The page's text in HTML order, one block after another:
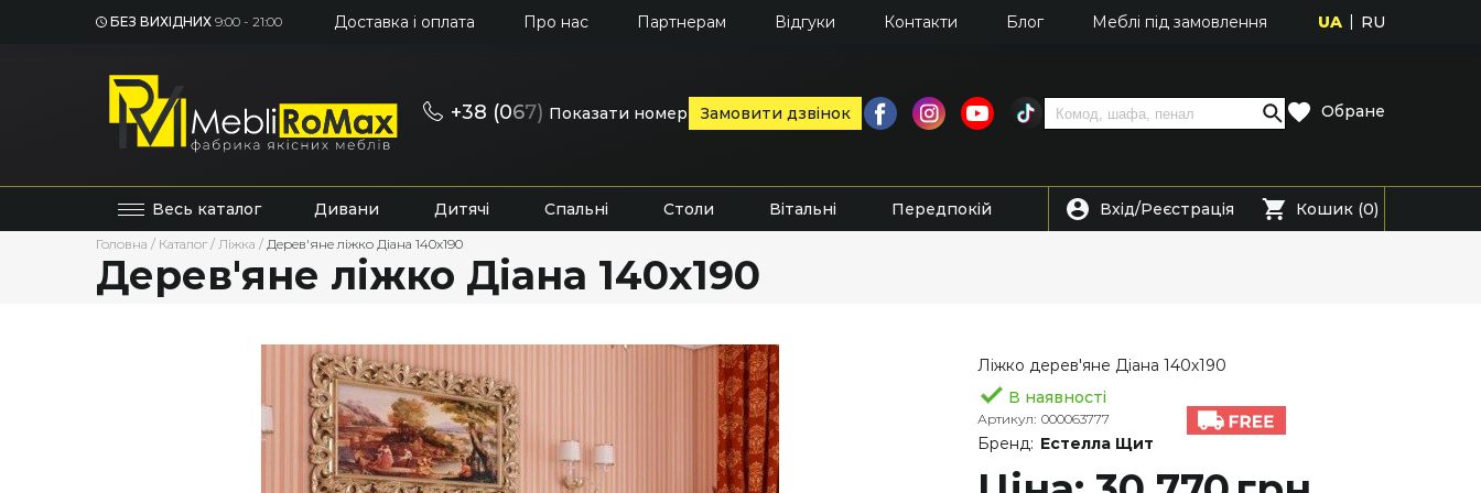
БЕЗ ВИХІДНИХ 9:00 - 21:00 Доставка і оплата Про нас Партнерам Відгуки Контакти Блог Меблі під замовлення UA RU
+38 (067) Показати номер Замовити дзвінок Обране
Весь каталог Дивани Дитячі Спальні Столи Вітальні Передпокій Вхід/Реєстрація Кошик (0)
Головна / Каталог / Ліжка / Дерев'яне ліжко Діана 140х190
Дерев'яне ліжко Діана 140х190
Ліжко дерев'яне Діана 140х190
В наявності
Артикул: 000063777
Бренд: Естелла Щит